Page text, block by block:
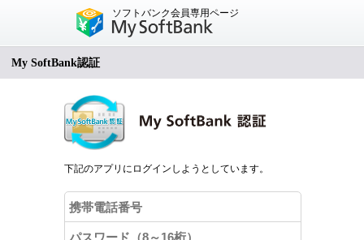
ソフトバンク会員専用ページ
My SoftBank認証
下記のアプリにログインしようとしています。